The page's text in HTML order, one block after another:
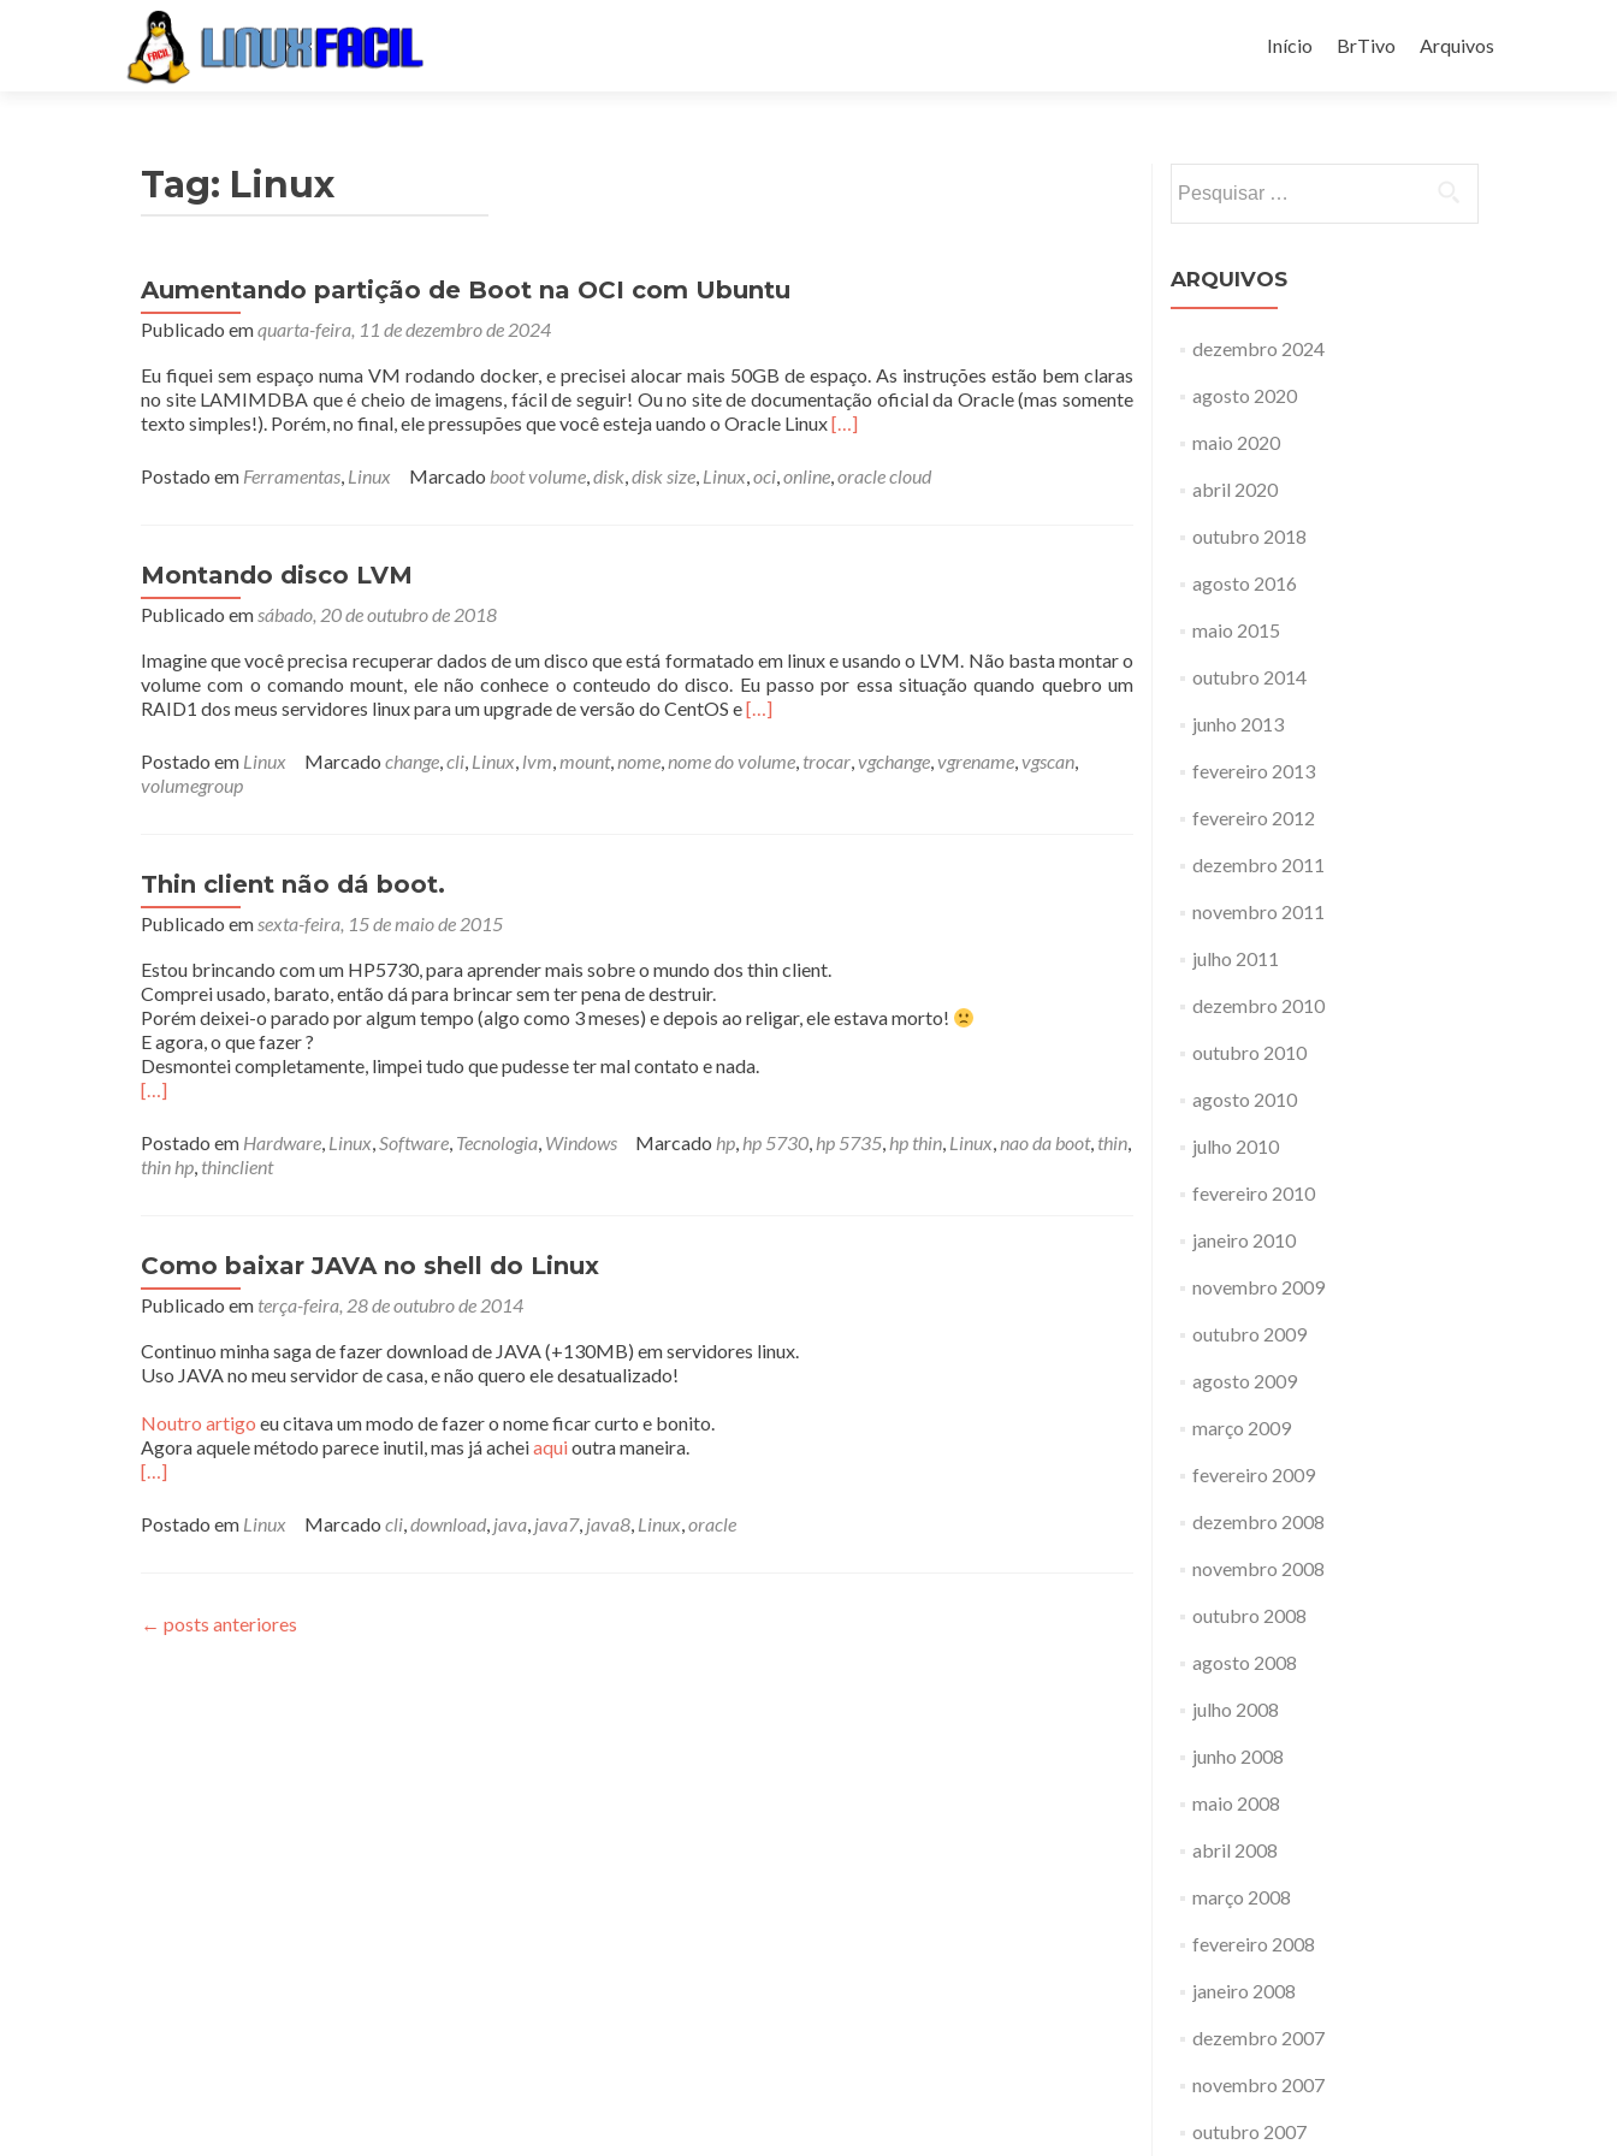
para
Início BrTivo Arquivos
Tag: Linux
Aumentando partição de Boot na OCI com Ubuntu
Publicado emquarta-feira, 11 de dezembro de 2024
Eu fiquei sem espaço numa VM rodando docker, e precisei alocar mais 50GB de espaço. As instruções estão bem claras
no site LAMIMDBA que é cheio de imagens, fácil de seguir! Ou no site de documentação oficial da Oracle (mas somente
texto simples!). Porém, no final, ele pressupões que você esteja uando o Oracle LinuxLeia
sobreAumentando
partição
[…]
Postado em Ferramentas, Linux Marcado boot volume,disk,disk size, Linux,oci,online,oracle cloud
Montando disco LVM
Publicado emsábado, 20 de outubro de 2018
Imagine que você precisa recuperar dados de um disco que está formatado em linux e usando o LVM. Não basta montar o
volume com o comando mount, ele não conhece o conteudo do disco. Eu passo por essa situação quando quebro um
RAID1 dos meus servidores linux para um upgrade de versão do CentOS eLeia
sobreMontando
[…]
Postado em Linux Marcado change,cli, Linux, lvm,mount,nome,nome do volume, trocar,vgchange,vgrename,vgscan,
volumegroup
Thin client não dá boot.
Publicado emsexta-feira, 15 de maio de 2015
Estou brincando com um HP5730, para aprender mais sobre o mundo dos thin client.
Comprei usado, barato, então dá para brincar sem ter pena de destruir.
Porém deixei-o parado por algum tempo (algo como 3 meses) e depois ao religar, ele estava morto!
E agora, o que fazer ?
Desmontei completamente, limpei tudo que pudesse ter mal contato e nada.
[…]
Postado em Hardware, Linux,Software, Tecnologia, Windows Marcado hp, hp 5730, hp 5735, hp thin, Linux,nao da boot, thin,
thin hp, thinclient
Como baixar JAVA no shell do Linux
Publicado em terça-feira, 28 de outubro de 2014
Continuo minha saga de fazer download de JAVA (+130MB) em servidores linux.
Uso JAVA no meu servidor de casa, e não quero ele desatualizado!
Noutro artigo eu citava um modo de fazer o nome ficar curto e bonito.
Agora aquele método parece inutil, mas já acheiaquioutra maneira.
[…]
Postado em Linux Marcado cli,download, java, java7, java8, Linux,oracle
Navegação
por
posts
← posts anteriores
por:
ARQUIVOS
dezembro 2024
agosto 2020
maio 2020
abril 2020
outubro 2018
agosto 2016
maio 2015
outubro 2014
junho 2013
fevereiro 2013
fevereiro 2012
dezembro 2011
novembro 2011
julho 2011
dezembro 2010
outubro 2010
agosto 2010
julho 2010
fevereiro 2010
janeiro 2010
novembro 2009
outubro 2009
agosto 2009
março 2009
fevereiro 2009
dezembro 2008
novembro 2008
outubro 2008
agosto 2008
julho 2008
junho 2008
maio 2008
abril 2008
março 2008
fevereiro 2008
janeiro 2008
dezembro 2007
novembro 2007
outubro 2007